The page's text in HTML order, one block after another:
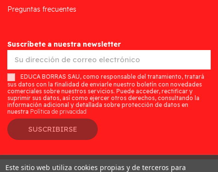
Preguntas frecuentes
Suscríbete a nuestra newsletter
EDUCA BORRAS SAU, como responsable del tratamiento, tratará
sus datos con la finalidad de enviarle nuestro boletín con novedades
comerciales sobre nuestros servicios. Puede acceder, rectificar y
suprimir sus datos, así como ejercer otros derechos, consultando la
información adicional y detallada sobre protección de datos en
nuestra Política de privacidad
SUSCRIBIRSE
Este sitio web utiliza cookies propias y de terceros para